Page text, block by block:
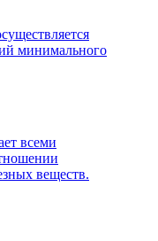
минимального
всеми
веществ.